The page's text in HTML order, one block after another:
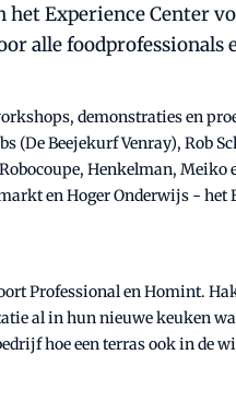
Experience Center
alle foodprofessionals
demonstraties en
(De Beejekurf Venray), Rob
Henkelman,
en Hoger Onderwijs - het
Professional en Homint.
al in hun nieuwe keuken
hoe een terras ook in de